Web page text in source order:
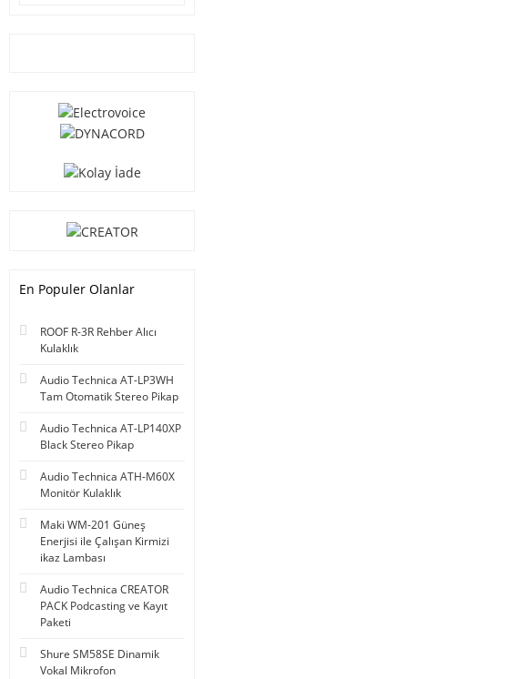
En Populer Olanlar
ROOF R-3R Rehber Alıcı
Kulaklık
Audio Technica AT-LP3WH
Tam Otomatik Stereo Pikap
Audio Technica AT-LP140XP
Black Stereo Pikap
Audio Technica ATH-M60X
Monitör Kulaklık
Maki WM-201 Güneş
Enerjisi ile Çalışan Kirmizi
ikaz Lambası
Audio Technica CREATOR
PACK Podcasting ve Kayıt
Paketi
Shure SM58SE Dinamik
Vokal Mikrofon